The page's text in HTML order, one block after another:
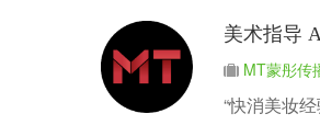
美术指导
MT蒙彤传
“快消美妆